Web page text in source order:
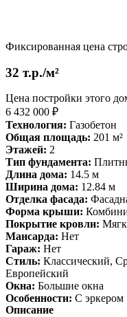
Фиксированная цена
32 т.р./м²
Цена постройки этого
6 432 000 ₽
Технология: Газобетон
Общая площадь: 201 м²
Этажей: 2
Тип фундамента:
Длина дома: 14.5 м
Ширина дома: 12.84 м
Отделка фасада:
Форма крыши:
Покрытие кровли:
Мансарда: Нет
Гараж: Нет
Стиль: Классический,
Европейский
Окна: Большие окна
Особенности: С эркером
Описание